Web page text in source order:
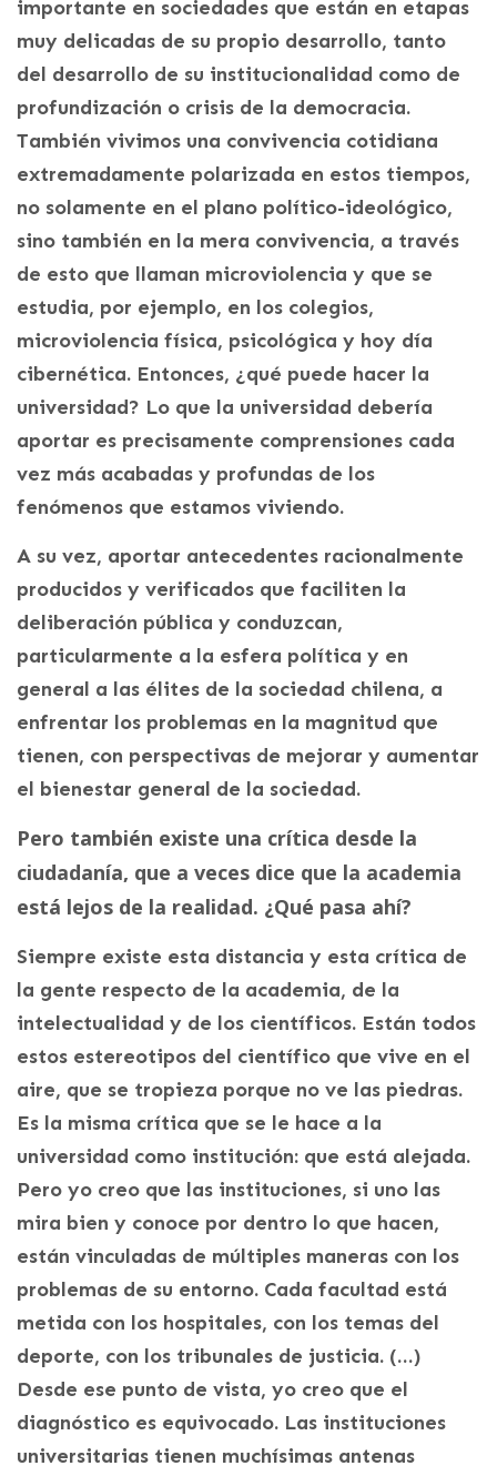
importante en sociedades que están en etapas
muy delicadas de su propio desarrollo, tanto
del desarrollo de su institucionalidad como de
profundización o crisis de la democracia.
También vivimos una convivencia cotidiana
extremadamente polarizada en estos tiempos,
no solamente en el plano político-ideológico,
sino también en la mera convivencia, a través
de esto que llaman microviolencia y que se
estudia, por ejemplo, en los colegios,
microviolencia física, psicológica y hoy día
cibernética. Entonces, ¿qué puede hacer la
universidad? Lo que la universidad debería
aportar es precisamente comprensiones cada
vez más acabadas y profundas de los
fenómenos que estamos viviendo.
A su vez, aportar antecedentes racionalmente
producidos y verificados que faciliten la
deliberación pública y conduzcan,
particularmente a la esfera política y en
general a las élites de la sociedad chilena, a
enfrentar los problemas en la magnitud que
tienen, con perspectivas de mejorar y aumentar
el bienestar general de la sociedad.
Pero también existe una crítica desde la
ciudadanía, que a veces dice que la academia
está lejos de la realidad. ¿Qué pasa ahí?
Siempre existe esta distancia y esta crítica de
la gente respecto de la academia, de la
intelectualidad y de los científicos. Están todos
estos estereotipos del científico que vive en el
aire, que se tropieza porque no ve las piedras.
Es la misma crítica que se le hace a la
universidad como institución: que está alejada.
Pero yo creo que las instituciones, si uno las
mira bien y conoce por dentro lo que hacen,
están vinculadas de múltiples maneras con los
problemas de su entorno. Cada facultad está
metida con los hospitales, con los temas del
deporte, con los tribunales de justicia. (…)
Desde ese punto de vista, yo creo que el
diagnóstico es equivocado. Las instituciones
universitarias tienen muchísimas antenas